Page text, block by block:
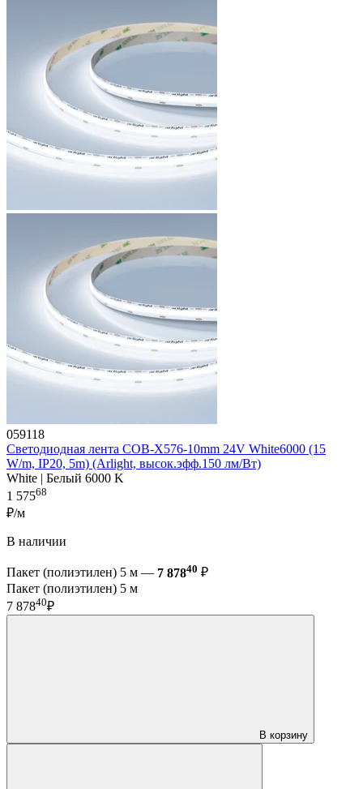
059118
Светодиодная лента COB-X576-10mm 24V White6000 (15
W/m, IP20, 5m) (Arlight, высок.эфф.150 лм/Вт)
White | Белый 6000 K
1 57568
₽/м
В наличии
Пакет (полиэтилен) 5 м — 7 87840 ₽
Пакет (полиэтилен) 5 м
7 87840₽
В корзину